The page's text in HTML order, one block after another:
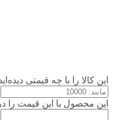
این کالا را با چه قیمتی
این محصول با این قیمت